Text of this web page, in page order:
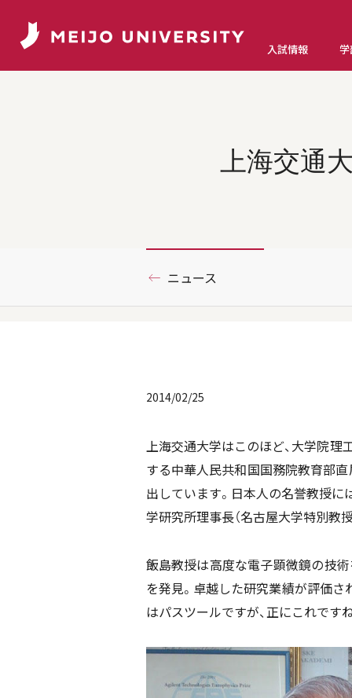
入試情報 学
上海交通
ニュース
2014/02/25
上海交通大学はこのほど、大学院
する中華人民共和国国務院教育部
出しています。日本人の名誉教授に
学研究所理事長（名古屋大学特別教
飯島教授は高度な電子顕微鏡の技
を発見。卓越した研究業績が評価さ
はパスツールですが、正にこれです